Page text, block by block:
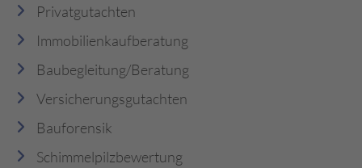
Privatgutachten
Immobilienkaufberatung
Baubegleitung/Beratung
Versicherungsgutachten
Bauforensik
Schimmelpilzbewertung